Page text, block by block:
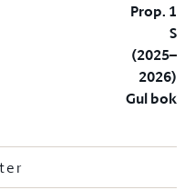
Prop. 1
S
(2025–
2026)
Gul bok